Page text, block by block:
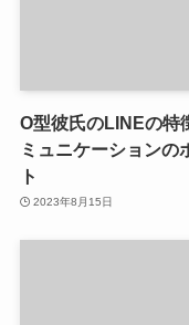
O型彼氏のLINEの特
ミュニケーションの
ト
2023年8月15日